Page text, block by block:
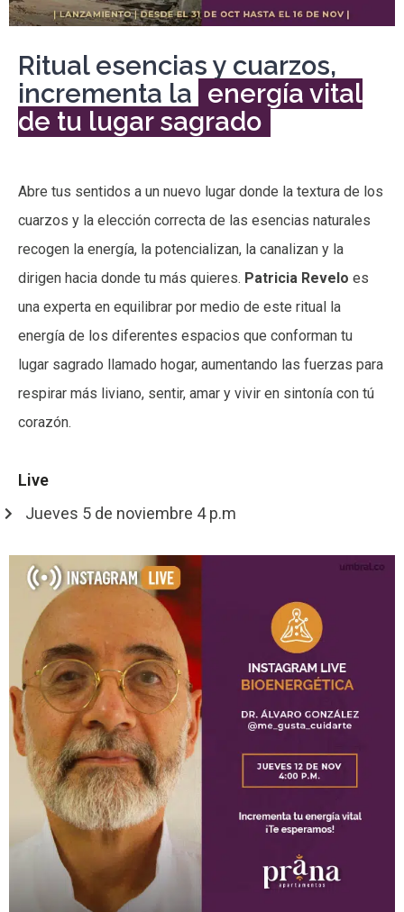
Ritual esencias y cuarzos,
incrementa la energía vital
de tu lugar sagrado
Abre tus sentidos a un nuevo lugar donde la textura de los
cuarzos y la elección correcta de las esencias naturales
recogen la energía, la potencializan, la canalizan y la
dirigen hacia donde tu más quieres. Patricia Revelo es
una experta en equilibrar por medio de este ritual la
energía de los diferentes espacios que conforman tu
lugar sagrado llamado hogar, aumentando las fuerzas para
respirar más liviano, sentir, amar y vivir en sintonía con tú
corazón.
Live
Jueves 5 de noviembre 4 p.m